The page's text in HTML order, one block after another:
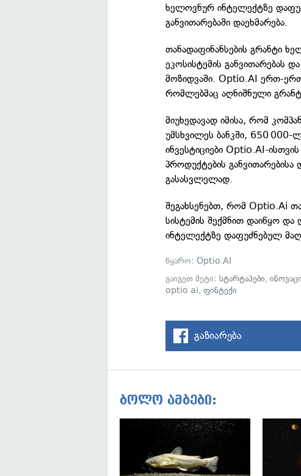
ხელოვნურ ინტელექტზე
განვითარებაში დაეხმარება.
თანადაფინანსების გრანტი
ეკოსისტემის განვითარებას
მოზიდვაში. Optio.AI ერთ-
რომლებმაც აღნიშნული
მიუხედავად იმისა, რომ
უმსხვილეს ბანკში, 650 000-
ინვესტიციები Optio.AI-
პროდუქტების
გასასვლელად.
შეგახსენებთ, რომ Optio.Ai
სისტემის შექმნით დაიწყო
ინტელექტზე დაფუძნებულ
წყარო:Optio.AI
გაიგეთ მეტი:სტარტაპები,
optio ai,ფინტექი
გაზიარება
ბოლო ამბები: